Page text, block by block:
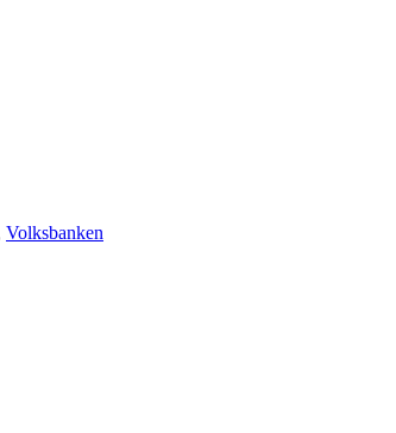
Volksbanken